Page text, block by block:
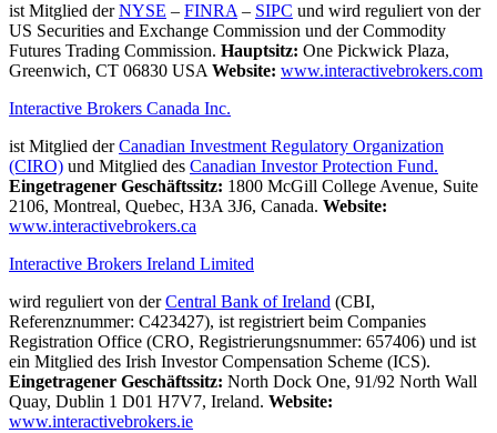
ist Mitglied derNYSE – FINRA– SIPC und wird reguliert von der
US Securities and Exchange Commission und der Commodity
Futures Trading Commission. Hauptsitz: One Pickwick Plaza,
Greenwich, CT 06830 USAWebsite: www.interactivebrokers.com
Interactive Brokers Canada Inc.
ist Mitglied derCanadian Investment Regulatory Organization
(CIRO) und Mitglied des Canadian Investor Protection Fund.
Eingetragener Geschäftssitz: 1800 McGill College Avenue, Suite
2106, Montreal, Quebec, H3A 3J6, Canada. Website:
www.interactivebrokers.ca
Interactive Brokers Ireland Limited
wird reguliert von derCentral Bank of Ireland (CBI,
Referenznummer: C423427), ist registriert beim Companies
Registration Office (CRO, Registrierungsnummer: 657406) und ist
ein Mitglied des Irish Investor Compensation Scheme (ICS).
Eingetragener Geschäftssitz: North Dock One, 91/92 North Wall
Quay, Dublin 1 D01 H7V7, Ireland. Website:
www.interactivebrokers.ie